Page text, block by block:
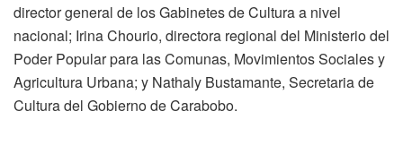
director general de los Gabinetes de Cultura a nivel
nacional; Irina Chourio, directora regional del Ministerio del
Poder Popular para las Comunas, Movimientos Sociales y
Agricultura Urbana; y Nathaly Bustamante, Secretaria de
Cultura del Gobierno de Carabobo.